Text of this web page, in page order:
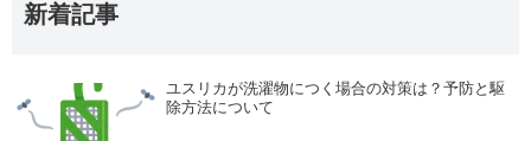
新着記事
ユスリカが洗濯物につく場合の対策は？予防と駆
除方法について